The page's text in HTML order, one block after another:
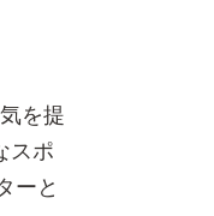
を提
スポ
ーと